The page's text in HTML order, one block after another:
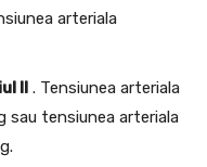
arteriala
II . Tensiunea arteriala
sau tensiunea arteriala